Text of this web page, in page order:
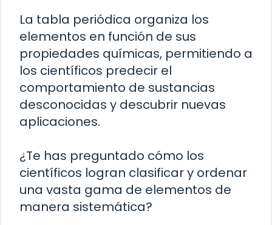
La tabla periódica organiza los
elementos en función de sus
propiedades químicas, permitiendo a
los científicos predecir el
comportamiento de sustancias
desconocidas y descubrir nuevas
aplicaciones.
¿Te has preguntado cómo los
científicos logran clasificar y ordenar
una vasta gama de elementos de
manera sistemática?